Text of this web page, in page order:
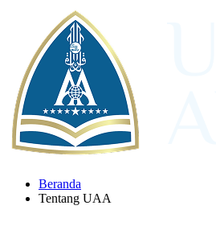
Beranda
Tentang UAA